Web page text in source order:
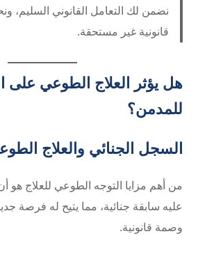
نضمن لك التعامل القانوني السليم،
قانونية غير مستحقة.
هل يؤثر العلاج الطوعي على
للمدمن؟
السجل الجنائي والعلاج
من أهم مزايا التوجه الطوعي للعلاج هو
عليه سابقة جنائية، مما يتيح له فرصة
وصمة قانونية.